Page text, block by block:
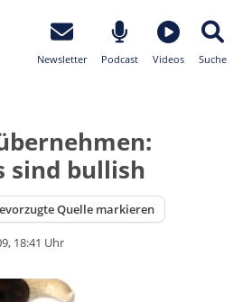
Newsletter Podcast Videos Suche
sind bullish
Quelle markieren
18:41 Uhr